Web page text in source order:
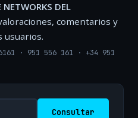
NETWORKS DEL
comentarios y
usuarios.
· 951 556 161 · +34 951
Consultar